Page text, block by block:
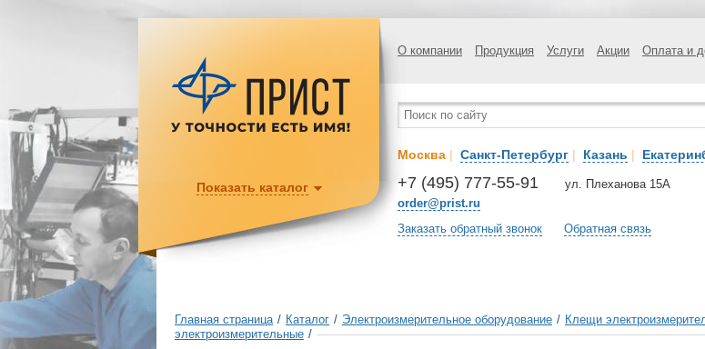
О компании Продукция Услуги Акции Оплата и
Москва | Санкт-Петербург | Казань |
+7 (495) 777-55-91
order@prist.ru
ул. Плеханова 15А
Заказать обратный звонок Обратная связь
Показать каталог
Главная страница / Каталог / Электроизмерительное оборудование / Клещи
электроизмерительные /